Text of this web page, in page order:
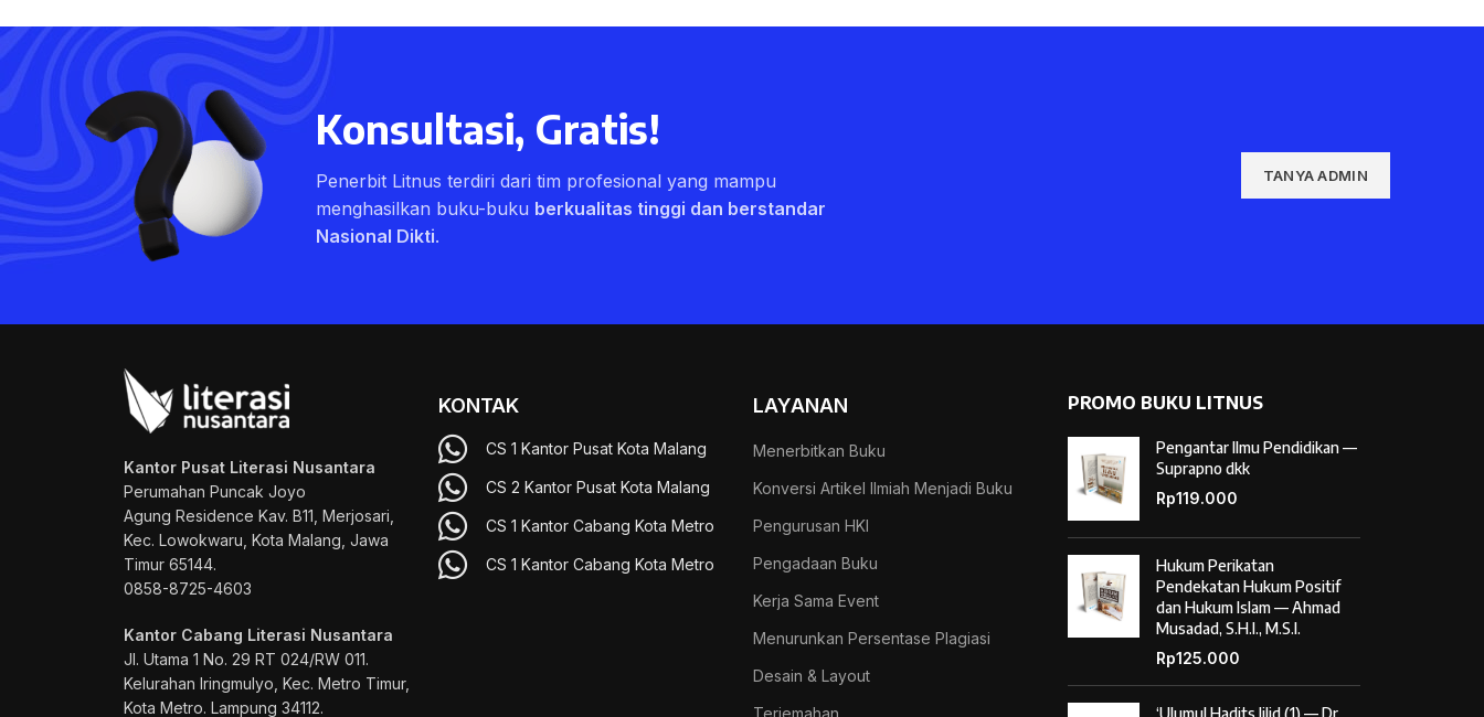
Konsultasi, Gratis!
Penerbit Litnus terdiri dari tim profesional yang mampu
menghasilkan buku-buku berkualitas tinggi dan berstandar
Nasional Dikti.
TANYA ADMIN
Kantor Pusat Literasi Nusantara
Perumahan Puncak Joyo
Agung Residence Kav. B11, Merjosari,
Kec. Lowokwaru, Kota Malang, Jawa
Timur 65144.
0858-8725-4603
Kantor Cabang Literasi Nusantara
Jl. Utama 1 No. 29 RT 024/RW 011.
Kelurahan Iringmulyo, Kec. Metro Timur,
Kota Metro. Lampung 34112.
KONTAK
CS 1 Kantor Pusat Kota Malang
CS 2 Kantor Pusat Kota Malang
CS 1 Kantor Cabang Kota Metro
CS 1 Kantor Cabang Kota Metro
LAYANAN
Menerbitkan Buku
Konversi Artikel Ilmiah Menjadi Buku
Pengurusan HKI
Pengadaan Buku
Kerja Sama Event
Menurunkan Persentase Plagiasi
Desain & Layout
Terjemahan
PROMO BUKU LITNUS
Pengantar Ilmu Pendidikan —
Suprapno dkk
Rp119.000
Hukum Perikatan
Pendekatan Hukum Positif
dan Hukum Islam — Ahmad
Musadad, S.H.I., M.S.I.
Rp125.000
‘Ulumul Hadits Jilid (1) — Dr.